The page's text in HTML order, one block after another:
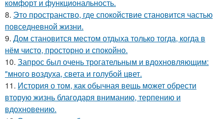
комфорт и функциональность.
8. Это пространство, где спокойствие становится частью
повседневной жизни.
9. Дом становится местом отдыха только тогда, когда в
нём чисто, просторно и спокойно.
10. Запрос был очень трогательным и вдохновляющим:
"много воздуха, света и голубой цвет.
11. История о том, как обычная вещь может обрести
вторую жизнь благодаря вниманию, терпению и
вдохновению.